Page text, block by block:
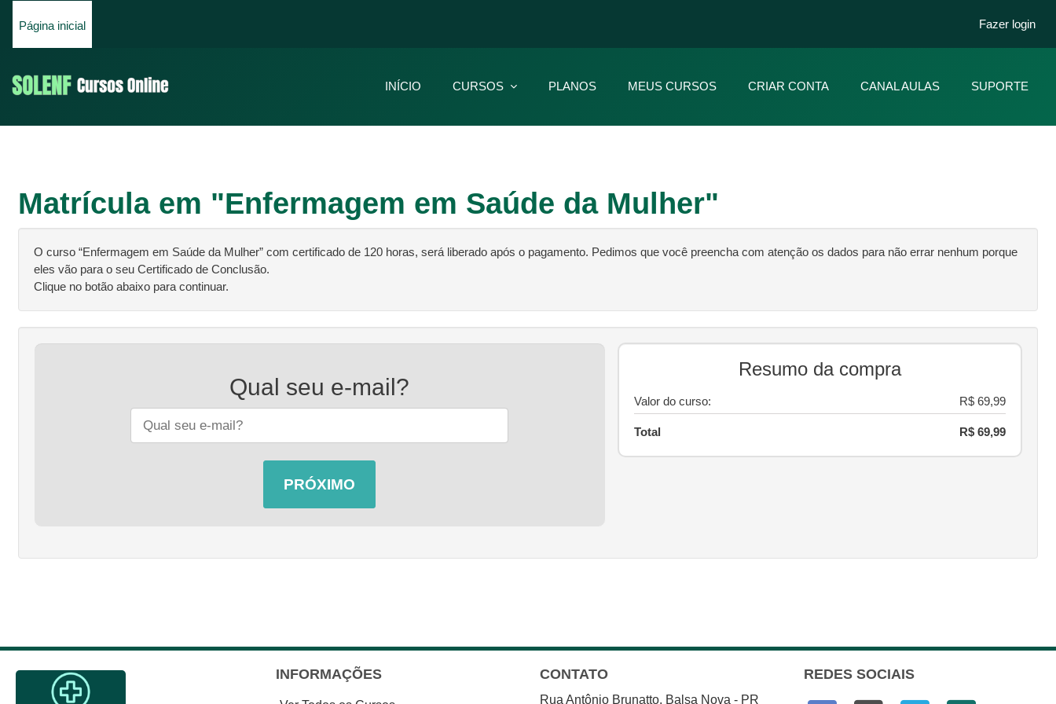
Página inicial
Fazer login
INÍCIO CURSOS PLANOS MEUS CURSOS CRIAR CONTA CANAL AULAS SUPORTE
Matrícula em "Enfermagem em Saúde da Mulher"
O curso “Enfermagem em Saúde da Mulher” com certificado de 120 horas, será liberado após o pagamento. Pedimos que você preencha com atenção os dados para não errar nenhum porque
eles vão para o seu Certificado de Conclusão.
Clique no botão abaixo para continuar.
Qual seu e-mail?
Resumo da compra
Valor do curso: R$ 69,99
Total R$ 69,99
INFORMAÇÕES CONTATO
Rua Antônio Brunatto, Balsa Nova - PR
REDES SOCIAIS